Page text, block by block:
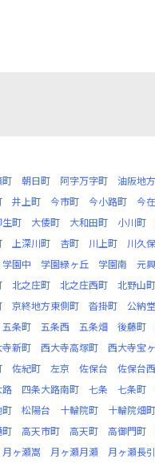
町 朝日町 阿字万字町
油阪地
井上町 今市町 今小路町
今
生町 大倭町 大和田町 小川町
上深川町 杏町 川上町
川久
学園中 学園緑ヶ丘 学園南
元
北之庄町 北之庄西町
北野山町
京終地方東側町 沓掛町
公納
五条町 五条西 五条畑 後藤町
寺新町 西大寺高塚町
西大寺宝
佐紀町 左京 佐保台
佐保台
路 四条大路南町 七条 七条町
町 松陽台 十輪院町 十輪院畑町
町 高天市町 高天町 高御門町
月ヶ瀬嵩 月ヶ瀬月瀬
月ヶ瀬長引